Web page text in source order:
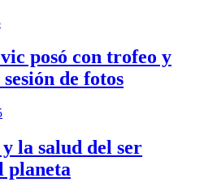
posó con trofeo y
de fotos
la salud del ser
planeta